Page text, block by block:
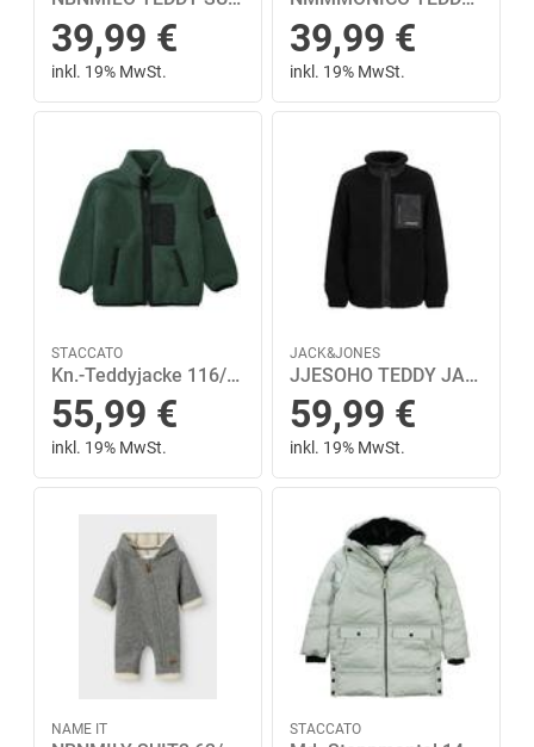
39,99 €
inkl. 19% MwSt.
39,99 €
inkl. 19% MwSt.
STACCATO
Kn.-Teddyjacke 116/122 - Deep Green
55,99 €
inkl. 19% MwSt.
JACK&JONES
JJESOHO TEDDY JACKET SN JNR 176 - Black
59,99 €
inkl. 19% MwSt.
NAME IT STACCATO